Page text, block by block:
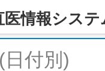
医情報システ
付別)